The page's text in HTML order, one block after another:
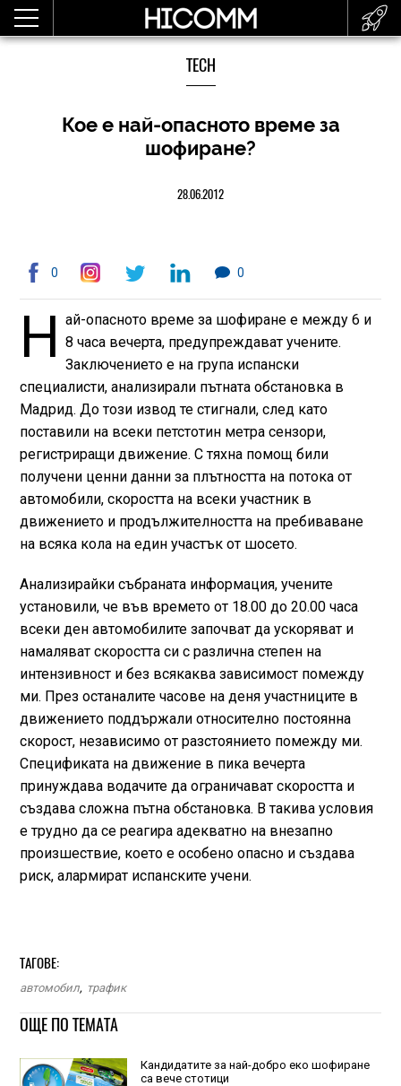
TECH
Кое е най-опасното време за
шофиране?
28.06.2012
0 0
Н ай-опасното време за шофиране е между 6 и
8 часа вечерта, предупреждават учените.
Заключението е на група испански
специалисти, анализирали пътната обстановка в
Мадрид. До този извод те стигнали, след като
поставили на всеки петстотин метра сензори,
регистриращи движение. С тяхна помощ били
получени ценни данни за плътността на потока от
автомобили, скоростта на всеки участник в
движението и продължителността на пребиваване
на всяка кола на един участък от шосето.
Анализирайки събраната информация, учените
установили, че във времето от 18.00 до 20.00 часа
всеки ден автомобилите започват да ускоряват и
намаляват скоростта си с различна степен на
интензивност и без всякаква зависимост помежду
ми. През останалите часове на деня участниците в
движението поддържали относително постоянна
скорост, независимо от разстоянието помежду ми.
Спецификата на движение в пика вечерта
принуждава водачите да ограничават скоростта и
създава сложна пътна обстановка. В такива условия
е трудно да се реагира адекватно на внезапно
произшествие, което е особено опасно и създава
риск, алармират испанските учени.
ТАГОВЕ:
автомобил, трафик
ОЩЕ ПО ТЕМАТА
Кандидатите за най-добро еко шофиране
са вече стотици